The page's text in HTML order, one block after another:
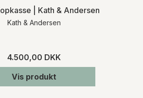
| Kath & Andersen
Kath & Andersen
4.500,00 DKK
Vis produkt